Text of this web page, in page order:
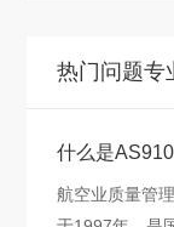
热门问题专
什么是
航空业质量管